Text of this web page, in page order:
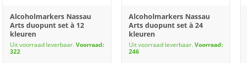
Alcoholmarkers Nassau
Arts duopunt set à 12
kleuren
Uit voorraad leverbaar.Voorraad:
322
Alcoholmarkers Nassau
Arts duopunt set à 24
kleuren
Uit voorraad leverbaar.Voorraad:
246